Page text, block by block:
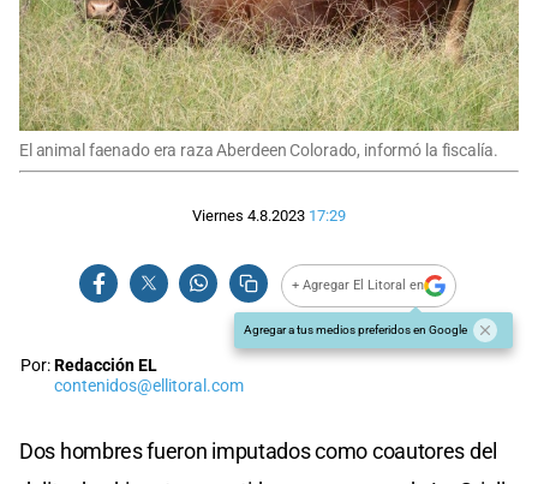
El animal faenado era raza Aberdeen Colorado, informó la fiscalía.
Viernes 4.8.2023 17:29
+ Agregar El Litoral en
Agregar a tus medios preferidos en Google
Por:Redacción EL
contenidos@ellitoral.com
Dos hombres fueron imputados como coautores del